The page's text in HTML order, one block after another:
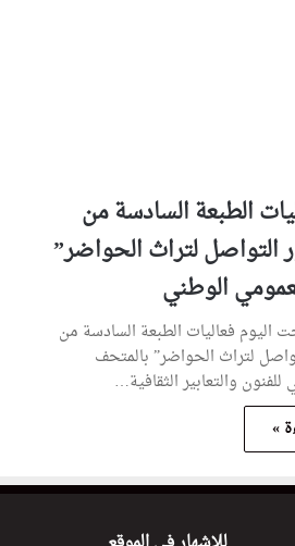
الطبعة السادسة من
التواصل لتراث الحواضر”
الوطني
اليوم فعاليات الطبعة السادسة من
لتراث الحواضر” بالمتحف
والتعابير الثقافية…
»